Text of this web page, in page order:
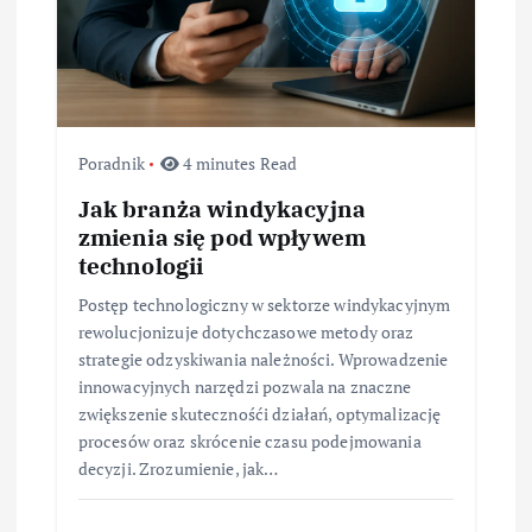
Poradnik 4 minutes Read
Jak branża windykacyjna
zmienia się pod wpływem
technologii
Postęp technologiczny w sektorze windykacyjnym
rewolucjonizuje dotychczasowe metody oraz
strategie odzyskiwania należności. Wprowadzenie
innowacyjnych narzędzi pozwala na znaczne
zwiększenie skutecznośći działań, optymalizację
procesów oraz skrócenie czasu podejmowania
decyzji. Zrozumienie, jak…